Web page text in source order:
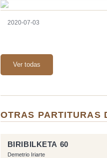
2020-07-03
Ver todas
OTRAS PARTITURAS
BIRIBILKETA 60
Demetrio Iriarte